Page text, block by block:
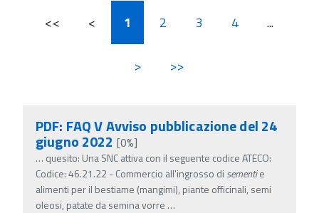
<< < 1 2 3 4 ...
> >>
PDF: FAQ V Avviso pubblicazione del 24
giugno 2022 [0%]
… quesito: Una SNC attiva con il seguente codice ATECO:
Codice: 46.21.22 - Commercio all'ingrosso di sementie
alimenti per il bestiame (mangimi), piante officinali, semi
oleosi, patate da semina vorre …